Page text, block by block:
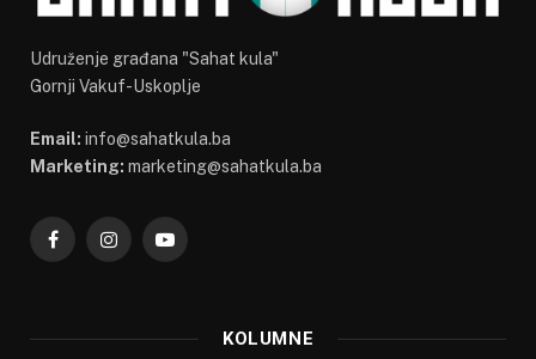
Udruženje građana "Sahat kula"
Gornji Vakuf-Uskoplje
Email: info@sahatkula.ba
Marketing: marketing@sahatkula.ba
FacebookInstagramYouTube
KOLUMNE